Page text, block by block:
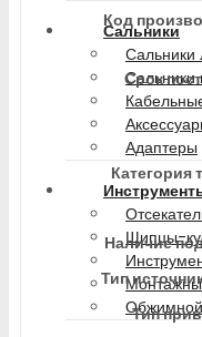
Сальники
Сальники
Адаптеры
Щипцы-
Код
Срок
Категория
Наличие
Тип
Тип